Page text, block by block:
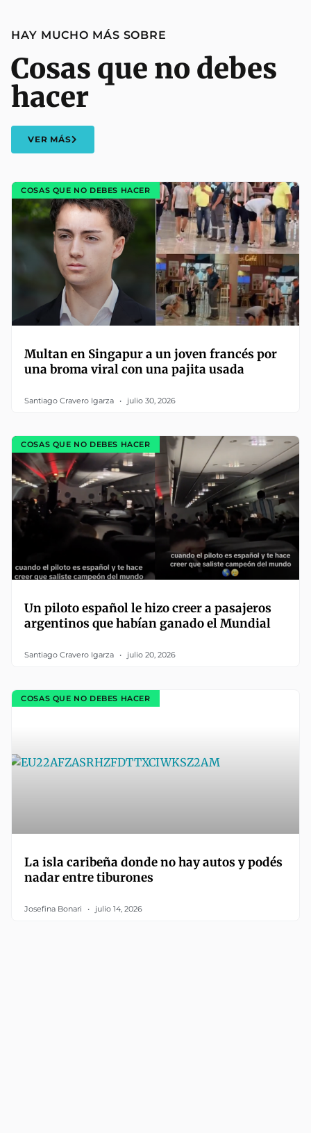
HAY MUCHO MÁS SOBRE
Cosas que no debes
hacer
VER MÁS
COSAS QUE NO DEBES HACER
Multan en Singapur a un joven francés por
una broma viral con una pajita usada
Santiago Cravero Igarza julio 30, 2026
COSAS QUE NO DEBES HACER
Un piloto español le hizo creer a pasajeros
argentinos que habían ganado el Mundial
Santiago Cravero Igarza julio 20, 2026
COSAS QUE NO DEBES HACER
La isla caribeña donde no hay autos y podés
nadar entre tiburones
Josefina Bonari julio 14, 2026